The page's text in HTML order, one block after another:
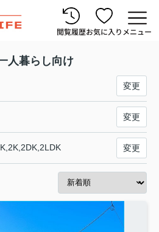
閲覧履歴お気に入り メニュー
人暮らし向け
変更
変更
変更